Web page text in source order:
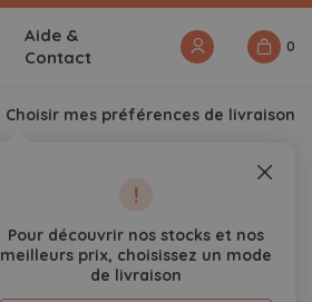
Aide &
Contact
0
Choisir mes préférences de livraison
!
Pour découvrir nos stocks et nos
meilleurs prix, choisissez un mode
de livraison